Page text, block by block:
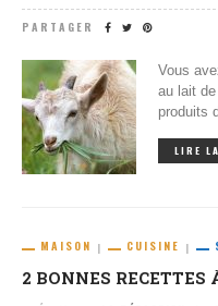
PARTAGER
Vous
au lait
produits
LIRE
MAISON CUISINE
2 BONNES RECETTES